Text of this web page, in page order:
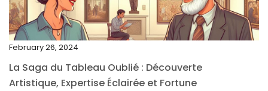
December 2022
November 2022
October 2022
September 2022
February 26, 2024
La Saga du Tableau Oublié : Découverte
Artistique, Expertise Éclairée et Fortune